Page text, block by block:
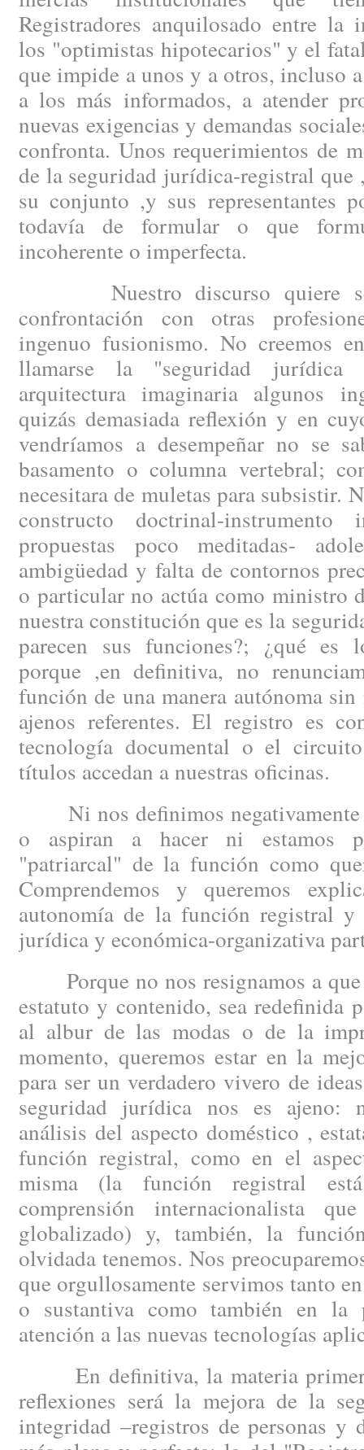
Registradores anquilosado entre la
los "optimistas hipotecarios" y el
que impide a unos y a otros, incluso
a los más informados, a atender
nuevas exigencias y demandas
confronta. Unos requerimientos de
de la seguridad jurídica-registral que
su conjunto ,y sus representantes
todavía de formular o que
incoherente o imperfecta.
Nuestro discurso quiere
confrontación con otras
ingenuo fusionismo. No creemos
llamarse la "seguridad jurídica
arquitectura imaginaria algunos
quizás demasiada reflexión y en
vendríamos a desempeñar no se
basamento o columna vertebral;
necesitara de muletas para subsistir.
constructo doctrinal-instrumento
propuestas poco meditadas-
ambigüedad y falta de contornos
o particular no actúa como ministro
nuestra constitución que es la
parecen sus funciones?; ¿qué
porque ,en definitiva, no
función de una manera autónoma
ajenos referentes. El registro es
tecnología documental o el
títulos accedan a nuestras oficinas.
Ni nos definimos negativamente
o aspiran a hacer ni estamos
"patriarcal" de la función como
Comprendemos y queremos
autonomía de la función registral y
jurídica y económica-organizativa
Porque no nos resignamos a
estatuto y contenido, sea redefinida
al albur de las modas o de la
momento, queremos estar en la
para ser un verdadero vivero de
seguridad jurídica nos es ajeno:
análisis del aspecto doméstico ,
función registral, como en el
misma (la función registral
comprensión internacionalista
globalizado) y, también, la
olvidada tenemos. Nos
que orgullosamente servimos tanto
o sustantiva como también en la
atención a las nuevas tecnologías
En definitiva, la materia
reflexiones será la mejora de la
integridad –registros de personas y